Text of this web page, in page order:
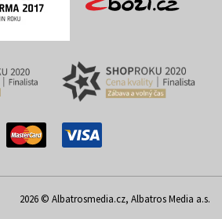
2026 © Albatrosmedia.cz, Albatros Media a.s.